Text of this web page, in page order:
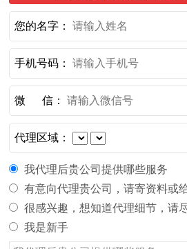
您的名字：
手机号码：
微 信：
代理区域：
我代理后贵公司提供哪些服务
有意向代理贵公司，请寄资料或
很感兴趣，想知道代理细节，请
我是新手